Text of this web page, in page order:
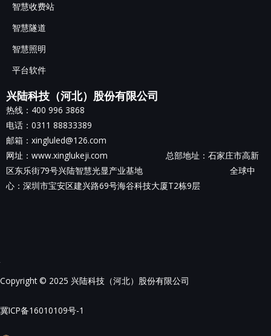
智慧收费站
智慧隧道
智慧照明
平台软件
兴陆科技（河北）股份有限公司
热线：400 996 3868
电话：0311 88833389
邮箱：xingluled@126.com
网址：www.xinglukeji.com 总部地址： 石家庄市高新
区东乐街79号兴陆智慧光显产业基地 全球中
心：深圳市宝安区建兴路69号海谷科技大厦T2栋9层
Copyright © 2025 兴陆科技（河北）股份有限公司
冀ICP备16010109号-1